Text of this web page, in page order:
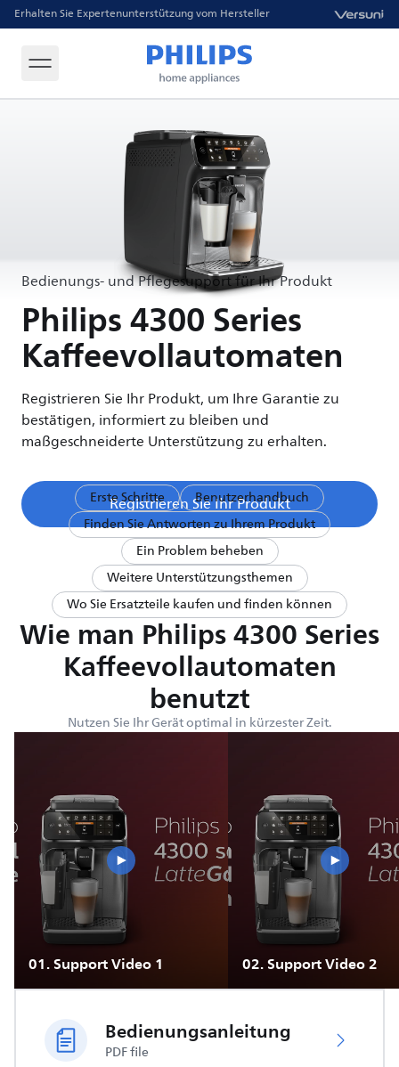
Erhalten Sie Expertenunterstützung vom Hersteller
Bedienungs- und Pflegesupport für Ihr Produkt
Philips 4300 Series
Kaffeevollautomaten
Registrieren Sie Ihr Produkt, um Ihre Garantie zu
bestätigen, informiert zu bleiben und
maßgeschneiderte Unterstützung zu erhalten.
Registrieren Sie Ihr Produkt
Erste Schritte
Benutzerhandbuch
Finden Sie Antworten zu Ihrem Produkt
Ein Problem beheben
Weitere Unterstützungsthemen
Wo Sie Ersatzteile kaufen und finden können
Wie man Philips 4300 Series
Kaffeevollautomaten
benutzt
Nutzen Sie Ihr Gerät optimal in kürzester Zeit.
01.Support Video 1 02.Support Video 2
Bedienungsanleitung
PDF file